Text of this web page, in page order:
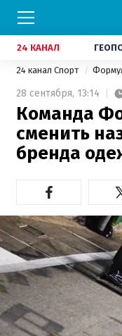
24 КАНАЛ
24 канал Спорт
28 сентября, 13:14
Команда
сменить
бренда